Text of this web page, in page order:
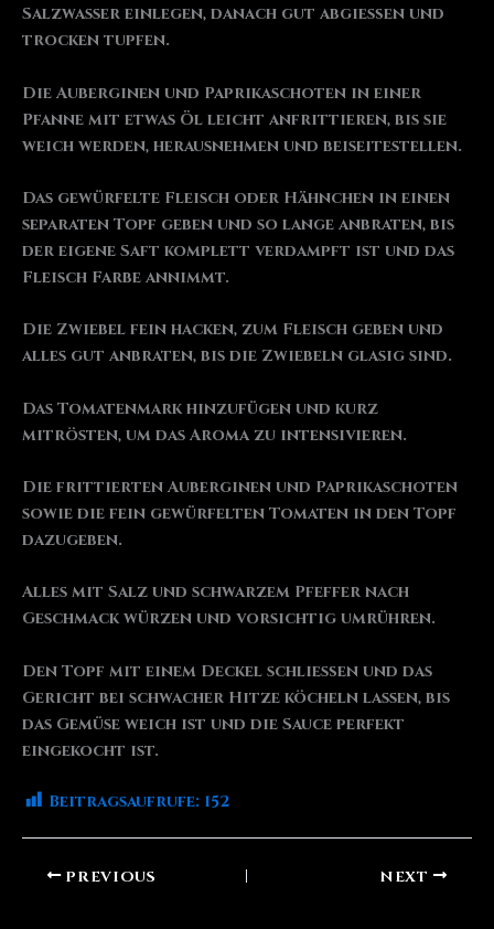
Salzwasser einlegen, danach gut abgießen und
trocken tupfen.
Die Auberginen und Paprikaschoten in einer
Pfanne mit etwas Öl leicht anfrittieren, bis sie
weich werden, herausnehmen und beiseitestellen.
Das gewürfelte Fleisch oder Hähnchen in einen
separaten Topf geben und so lange anbraten, bis
der eigene Saft komplett verdampft ist und das
Fleisch Farbe annimmt.
Die Zwiebel fein hacken, zum Fleisch geben und
alles gut anbraten, bis die Zwiebeln glasig sind.
Das Tomatenmark hinzufügen und kurz
mitrösten, um das Aroma zu intensivieren.
Die frittierten Auberginen und Paprikaschoten
sowie die fein gewürfelten Tomaten in den Topf
dazugeben.
Alles mit Salz und schwarzem Pfeffer nach
Geschmack würzen und vorsichtig umrühren.
Den Topf mit einem Deckel schließen und das
Gericht bei schwacher Hitze köcheln lassen, bis
das Gemüse weich ist und die Sauce perfekt
eingekocht ist.
Beitragsaufrufe: 152
PREVIOUS NEXT